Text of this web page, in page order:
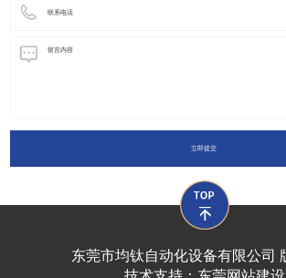
立即提交
东莞市均钛自动化设备有限公司